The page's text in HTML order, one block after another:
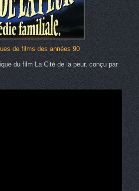
de films des années 90
du film La Cité de la peur, conçu par